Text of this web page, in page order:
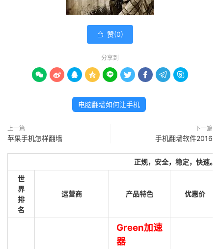
 赞(0)
分享到
        
电脑翻墙如何让手机
上一篇
苹果手机怎样翻墙
下一篇
手机翻墙软件2016
正规，安全，稳定，快速。
世
界
排
名
运营商 产品特色 优惠价
Green加速
器